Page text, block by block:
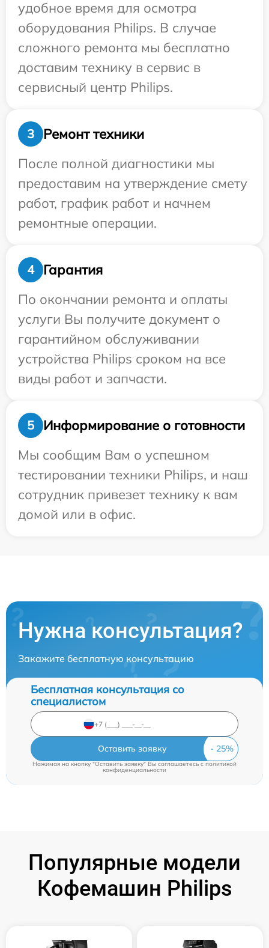
удобное время для осмотра
оборудования Philips. В случае
сложного ремонта мы бесплатно
доставим технику в сервис в
сервисный центр Philips.
3
Ремонт техники
После полной диагностики мы
предоставим на утверждение смету
работ, график работ и начнем
ремонтные операции.
4
Гарантия
По окончании ремонта и оплаты
услуги Вы получите документ о
гарантийном обслуживании
устройства Philips сроком на все
виды работ и запчасти.
5
Информирование о готовности
Мы сообщим Вам о успешном
тестировании техники Philips, и наш
сотрудник привезет технику к вам
домой или в офис.
Нужна консультация?
Закажите бесплатную консультацию
Бесплатная консультация со
специалистом
Оставить заявку
Нажимая на кнопку "Оставить заявку" Вы соглашаетесь c политикой
конфиденциальности
Популярные модели
Кофемашин Philips